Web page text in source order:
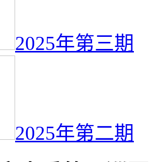
2025年第三期
2025年第二期